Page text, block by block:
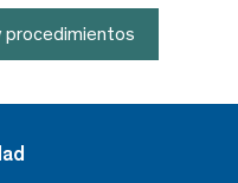
procedimientos